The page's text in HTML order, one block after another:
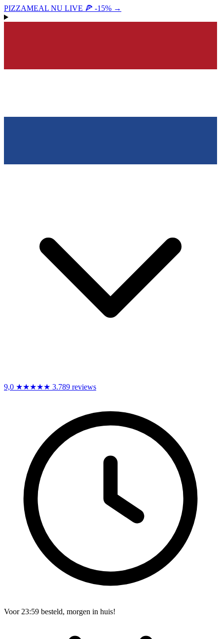
PIZZAMEAL NU LIVE 🍕 -15% →
9,0 ★★★★★ 3.789 reviews
Voor 23:59 besteld, morgen in huis!